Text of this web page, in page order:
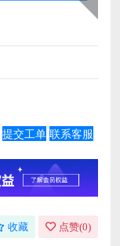
提交工单 联系客服
收藏 点赞(0)